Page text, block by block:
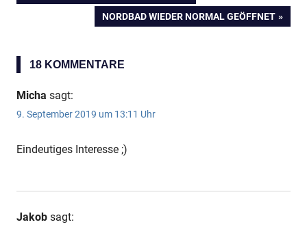
Beitragsnavigation
NÄCHSTER
NORDBAD WIEDER NORMAL GEÖFFNET
18 KOMMENTARE
Micha sagt:
9. September 2019 um 13:11 Uhr
Eindeutiges Interesse ;)
Jakob sagt: